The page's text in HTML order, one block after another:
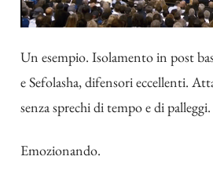
Un esempio. Isolamento in post
e Sefolasha, difensori eccellenti.
senza sprechi di tempo e di palleggi.
Emozionando.